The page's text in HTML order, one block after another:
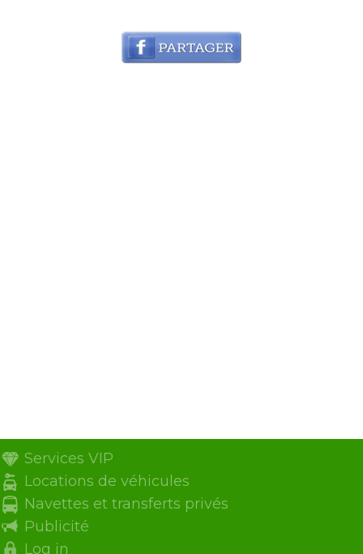
Services VIP
Locations de véhicules
Navettes et transferts privés
Publicité
Log in